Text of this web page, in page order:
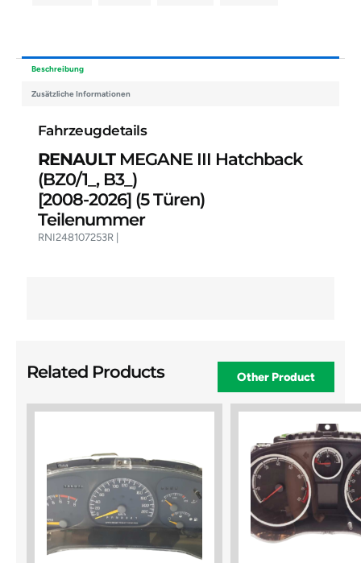
Beschreibung
Zusätzliche Informationen
Fahrzeugdetails
RENAULTMEGANE III Hatchback
(BZ0/1_, B3_)
[2008-2026] (5 Türen)
Teilenummer
RNI248107253R |
Related Products Other Product